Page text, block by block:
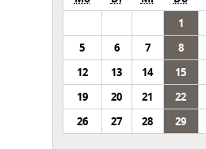
1
5
6 7 8
12
13 14 15
19
20 21 22
26
27 28 29